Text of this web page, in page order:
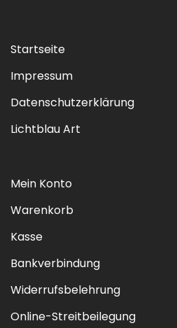
Startseite
Impressum
Datenschutzerklärung
Lichtblau Art
Mein Konto
Warenkorb
Kasse
Bankverbindung
Widerrufsbelehrung
Online-Streitbeilegung